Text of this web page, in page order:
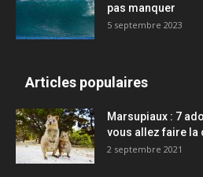
pas manquer
5 septembre 2023
Articles populaires
Marsupiaux : 7
vous allez faire la
2 septembre 2021